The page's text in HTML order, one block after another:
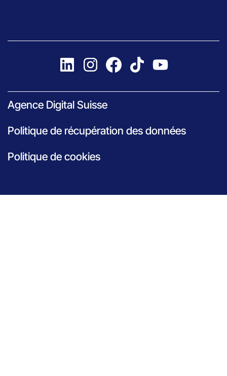
Agence Digital Suisse
Politique de récupération des données
Politique de cookies